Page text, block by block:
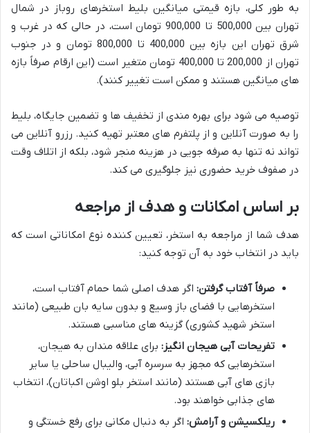
به طور کلی، بازه قیمتی میانگین بلیط استخرهای روباز در شمال
تهران بین 500,000 تا 900,000 تومان است، در حالی که در غرب و
شرق تهران این بازه بین 400,000 تا 800,000 تومان و در جنوب
تهران از 200,000 تا 400,000 تومان متغیر است (این ارقام صرفاً بازه
های میانگین هستند و ممکن است تغییر کنند).
توصیه می شود برای بهره مندی از تخفیف ها و تضمین جایگاه، بلیط
را به صورت آنلاین و از پلتفرم های معتبر تهیه کنید. رزرو آنلاین می
تواند نه تنها به صرفه جویی در هزینه منجر شود، بلکه از اتلاف وقت
در صفوف خرید حضوری نیز جلوگیری می کند.
بر اساس امکانات و هدف از مراجعه
هدف شما از مراجعه به استخر، تعیین کننده نوع امکاناتی است که
باید در انتخاب خود به آن توجه کنید:
صرفاً آفتاب گرفتن: اگر هدف اصلی شما حمام آفتاب است،
استخرهایی با فضای باز وسیع و بدون سایه بان طبیعی (مانند
استخر شهید کشوری) گزینه های مناسبی هستند.
تفریحات آبی هیجان انگیز: برای علاقه مندان به هیجان،
استخرهایی که مجهز به سرسره آبی، والیبال ساحلی یا سایر
بازی های آبی هستند (مانند استخر بلو اوشن اکباتان)، انتخاب
های جذابی خواهند بود.
ریلکسیشن و آرامش: اگر به دنبال مکانی برای رفع خستگی و